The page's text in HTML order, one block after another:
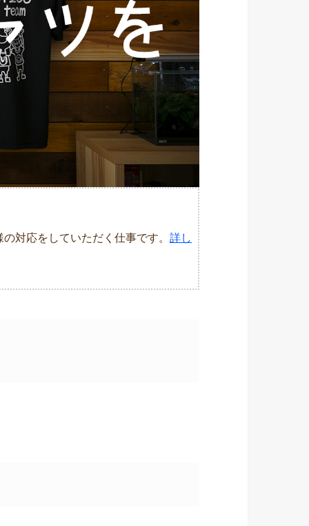
対応をしていただく仕事です。 詳し